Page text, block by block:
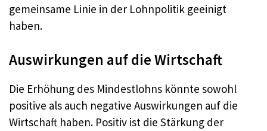
gemeinsame Linie in der Lohnpolitik geeinigt
haben.
Auswirkungen auf die Wirtschaft
Die Erhöhung des Mindestlohns könnte sowohl
positive als auch negative Auswirkungen auf die
Wirtschaft haben. Positiv ist die Stärkung der